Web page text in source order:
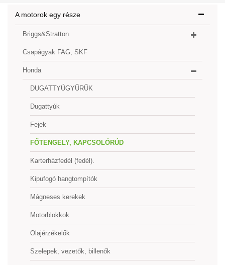
A motorok egy része
Briggs&Stratton
Csapágyak FAG, SKF
Honda
DUGATTYÚGYŰRŰK
Dugattyúk
Fejek
FŐTENGELY, KAPCSOLÓRÚD
Karterházfedél (fedél).
Kipufogó hangtompítók
Mágneses kerekek
Motorblokkok
Olajérzékelők
Szelepek, vezetők, billenők